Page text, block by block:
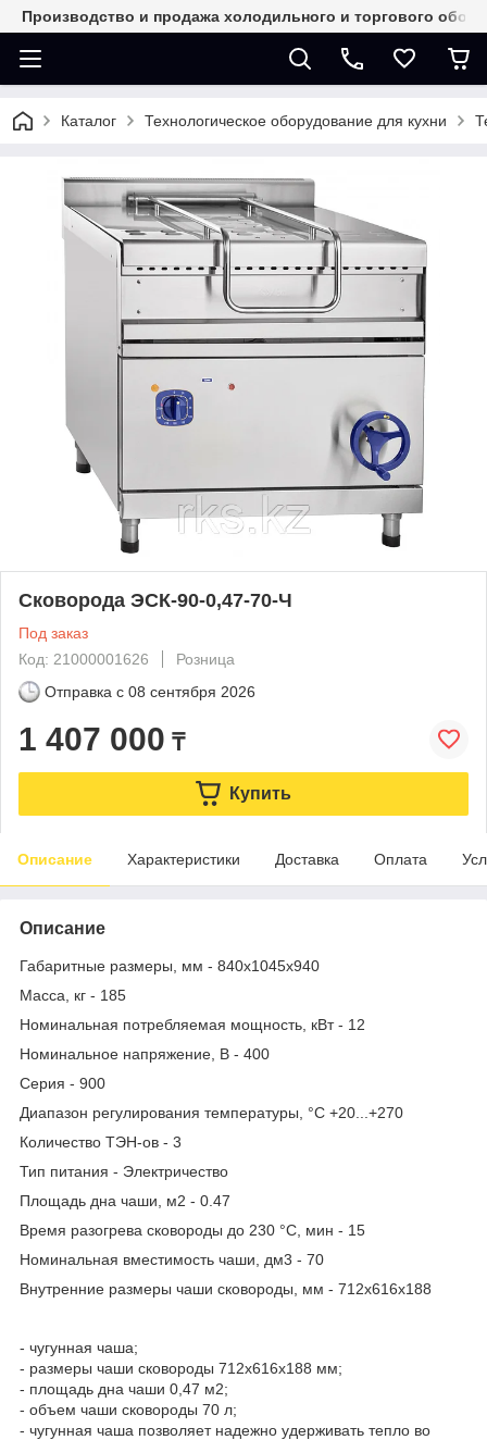
Производство и продажа холодильного и торгового
Каталог Технологическое оборудование для кухни
Сковорода ЭСК-90-0,47-70-Ч
Под заказ
Код: 21000001626
Розница
Отправка с 08 сентября 2026
1 407 000 ₸
Купить
Описание Характеристики Доставка Оплата
Описание
Габаритные размеры, мм - 840х1045х940
Масса, кг - 185
Номинальная потребляемая мощность, кВт - 12
Номинальное напряжение, В - 400
Серия - 900
Диапазон регулирования температуры, °С +20...+270
Количество ТЭН-ов - 3
Тип питания - Электричество
Площадь дна чаши, м2 - 0.47
Время разогрева сковороды до 230 °C, мин - 15
Номинальная вместимость чаши, дм3 - 70
Внутренние размеры чаши сковороды, мм - 712х616х188
- чугунная чаша;
- размеры чаши сковороды 712х616х188 мм;
- площадь дна чаши 0,47 м2;
- объем чаши сковороды 70 л;
- чугунная чаша позволяет надежно удерживать тепло во